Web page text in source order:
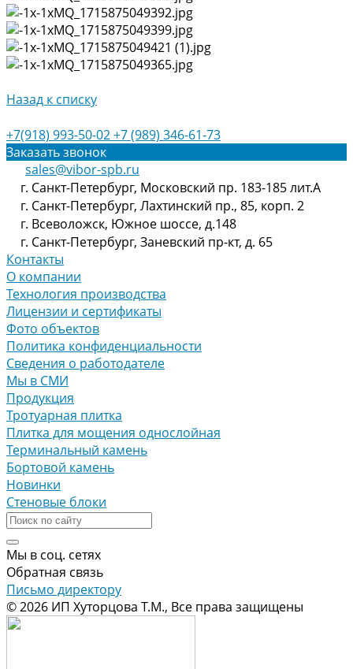
Назад к списку
+7(918) 993-50-02+7 (989) 346-61-73
Заказать звонок
sales@vibor-spb.ru
г. Санкт-Петербург, Московский пр. 183-185 лит.А
г. Санкт-Петербург, Лахтинский пр., 85, корп. 2
г. Всеволожск, Южное шоссе, д.148
г. Санкт-Петербург, Заневский пр-кт, д. 65
Контакты
О компании
Технология производства
Лицензии и сертификаты
Фото объектов
Политика конфиденциальности
Сведения о работодателе
Мы в СМИ
Продукция
Тротуарная плитка
Плитка для мощения однослойная
Терминальный камень
Бортовой камень
Новинки
Стеновые блоки
Мы в соц. сетях
Обратная связь
Письмо директору
© 2026 ИП Хуторцова Т.М., Все права защищены